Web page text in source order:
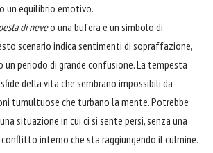
un equilibrio emotivo.
di neveo una bufera è un simbolo di
scenario indica sentimenti di sopraffazione,
periodo di grande confusione. La tempesta
della vita che sembrano impossibili da
tumultuose che turbano la mente. Potrebbe
situazione in cui ci si sente persi, senza una
conflitto interno che sta raggiungendo il culmine.